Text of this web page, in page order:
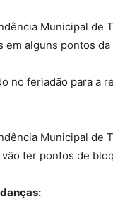
Municipal de
em alguns pontos da
no feriadão para a
Municipal de
ter pontos de